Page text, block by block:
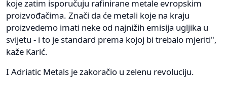
koje zatim isporučuju rafinirane metale evropskim
proizvođačima. Znači da će metali koje na kraju
proizvedemo imati neke od najnižih emisija ugljika u
svijetu - i to je standard prema kojoj bi trebalo mjeriti",
kaže Karić.
I Adriatic Metals je zakoračio u zelenu revoluciju.